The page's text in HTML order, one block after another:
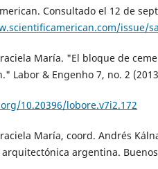
Consultado el 12 de
issue/
María. "El bloque de
Labor & Engenho 7, no. 2
10.20396/lobore.v7i2.172
María, coord. Andrés
argentina. Buenos